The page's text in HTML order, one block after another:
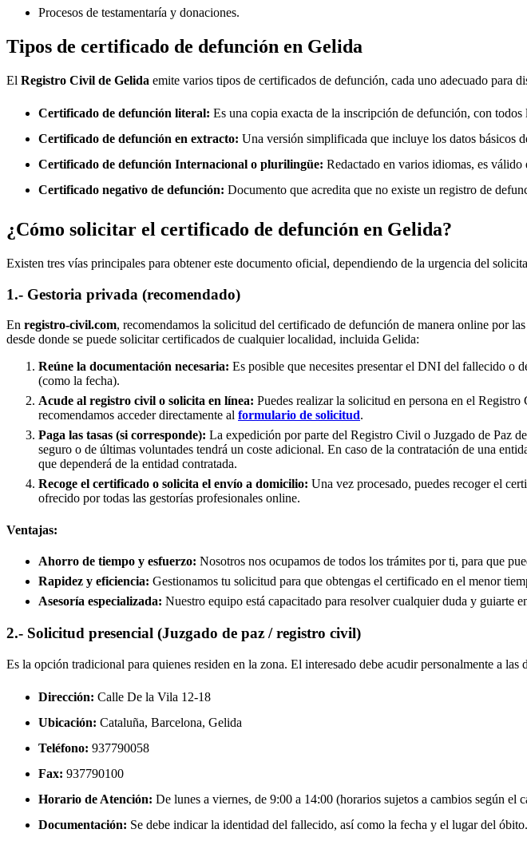
Procesos de testamentaría y donaciones.
Tipos de certificado de defunción en Gelida
El Registro Civil de Gelida emite varios tipos de certificados de defunción, cada uno adecuado para
Certificado de defunción literal: Es una copia exacta de la inscripción de defunción, con
Certificado de defunción en extracto: Una versión simplificada que incluye los datos básicos
Certificado de defunción Internacional o plurilingüe: Redactado en varios idiomas, es
Certificado negativo de defunción: Documento que acredita que no existe un registro de
¿Cómo solicitar el certificado de defunción en Gelida?
Existen tres vías principales para obtener este documento oficial, dependiendo de la urgencia del
1.- Gestoria privada (recomendado)
En registro-civil.com, recomendamos la solicitud del certificado de defunción de manera online por
desde donde se puede solicitar certificados de cualquier localidad, incluida Gelida:
Reúne la documentación necesaria: Es posible que necesites presentar el DNI del fallecido o
(como la fecha).
Acude al registro civil o solicita en línea: Puedes realizar la solicitud en persona en el Registro
recomendamos acceder directamente al formulario de solicitud.
Paga las tasas (si corresponde): La expedición por parte del Registro Civil o Juzgado de Paz
seguro o de últimas voluntades tendrá un coste adicional. En caso de la contratación de una
que dependerá de la entidad contratada.
Recoge el certificado o solicita el envío a domicilio: Una vez procesado, puedes recoger el
ofrecido por todas las gestorías profesionales online.
Ventajas:
Ahorro de tiempo y esfuerzo: Nosotros nos ocupamos de todos los trámites por ti, para que
Rapidez y eficiencia: Gestionamos tu solicitud para que obtengas el certificado en el menor
Asesoría especializada: Nuestro equipo está capacitado para resolver cualquier duda y guiarte
2.- Solicitud presencial (Juzgado de paz / registro civil)
Es la opción tradicional para quienes residen en la zona. El interesado debe acudir personalmente a las
Dirección: Calle De la Vila 12-18
Ubicación: Cataluña, Barcelona, Gelida
Teléfono: 937790058
Fax: 937790100
Horario de Atención: De lunes a viernes, de 9:00 a 14:00 (horarios sujetos a cambios según el
Documentación: Se debe indicar la identidad del fallecido, así como la fecha y el lugar del